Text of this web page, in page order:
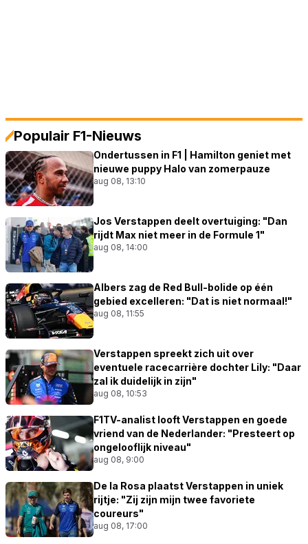
Populair F1-Nieuws
Ondertussen in F1 | Hamilton geniet met
nieuwe puppy Halo van zomerpauze
aug 08, 13:10
Jos Verstappen deelt overtuiging: "Dan
rijdt Max niet meer in de Formule 1"
aug 08, 14:00
Albers zag de Red Bull-bolide op één
gebied excelleren: "Dat is niet normaal!"
aug 08, 11:55
Verstappen spreekt zich uit over
eventuele racecarrière dochter Lily: "Daar
zal ik duidelijk in zijn"
aug 08, 10:53
F1TV-analist looft Verstappen en goede
vriend van de Nederlander: "Presteert op
ongelooflijk niveau"
aug 08, 9:00
De la Rosa plaatst Verstappen in uniek
rijtje: "Zij zijn mijn twee favoriete
coureurs"
aug 08, 17:00